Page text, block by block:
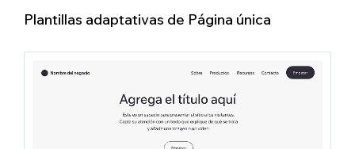
Plantillas adaptativas de Página única